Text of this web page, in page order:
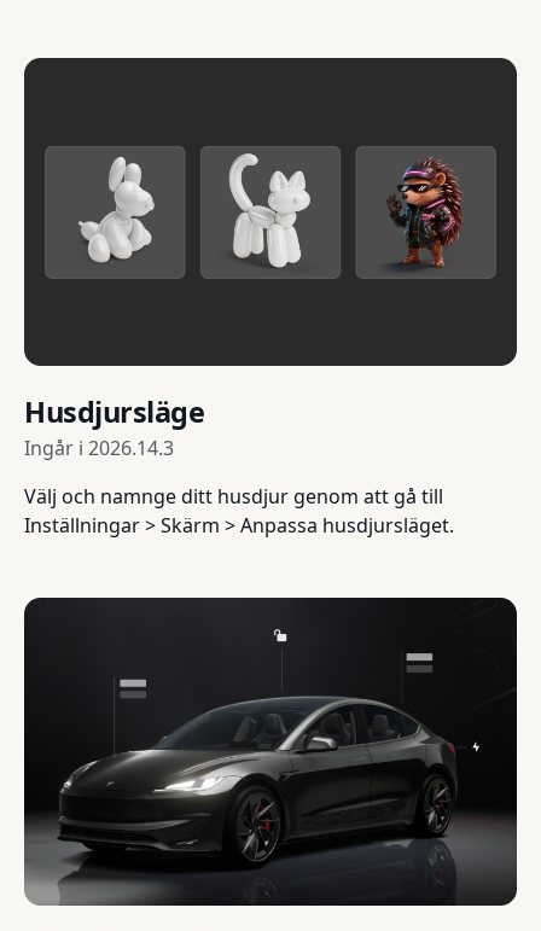
Husdjursläge
Ingår i 2026.14.3
Välj och namnge ditt husdjur genom att gå till
Inställningar > Skärm > Anpassa husdjursläget.